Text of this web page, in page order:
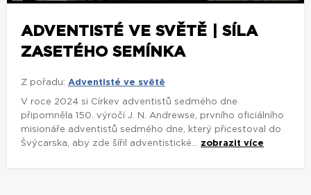
ADVENTISTÉ VE SVĚTĚ | SÍLA
ZASETÉHO SEMÍNKA
Z pořadu: Adventisté ve světě
V roce 2024 si Církev adventistů sedmého dne
připomněla 150. výročí J. N. Andrewse, prvního oficiálního
misionáře adventistů sedmého dne, který přicestoval do
Švýcarska, aby zde šířil adventistické... zobrazit více